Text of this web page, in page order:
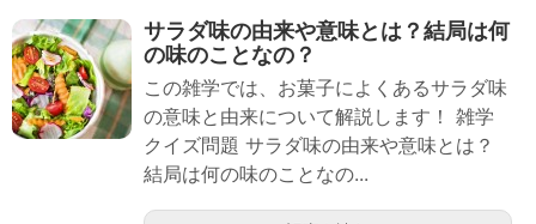
サラダ味の由来や意味とは？結局は何
の味のことなの？
この雑学では、お菓子によくあるサラダ味
の意味と由来について解説します！ 雑学
クイズ問題 サラダ味の由来や意味とは？
結局は何の味のことなの...